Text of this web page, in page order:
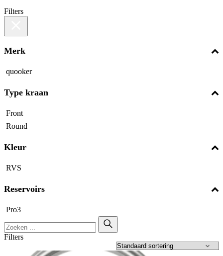
Filters
Merk
quooker
Type kraan
Front
Round
Kleur
RVS
Reservoirs
Pro3
Filters